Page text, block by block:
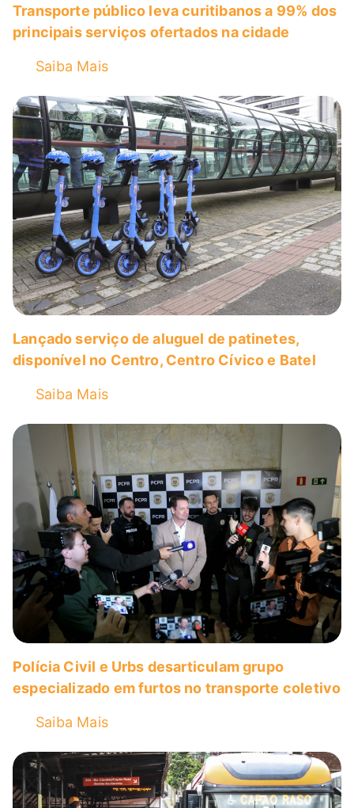
Transporte público leva curitibanos a 99% dos
principais serviços ofertados na cidade
Saiba Mais
Lançado serviço de aluguel de patinetes,
disponível no Centro, Centro Cívico e Batel
Saiba Mais
Polícia Civil e Urbs desarticulam grupo
especializado em furtos no transporte coletivo
Saiba Mais